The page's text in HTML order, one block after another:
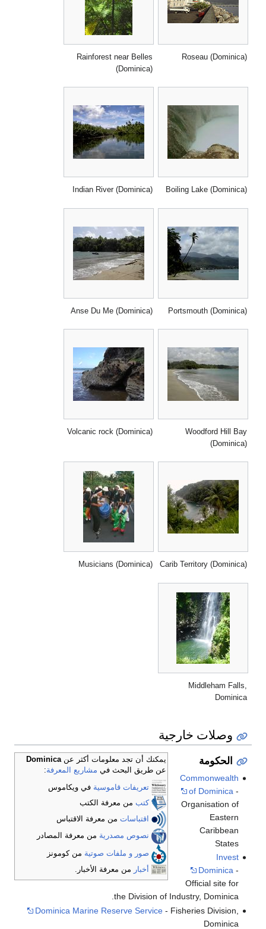
Roseau (Dominica)
Rainforest near Belles
(Dominica)
Boiling Lake (Dominica)
Indian River (Dominica)
Portsmouth (Dominica)
Anse Du Me (Dominica)
Woodford Hill Bay
(Dominica)
Volcanic rock (Dominica)
Carib Territory (Dominica)
Musicians (Dominica)
Middleham Falls,
Dominica
وصلات خارجية
يمكنك أن تجد معلومات أكثر عنDominica
عن طريق البحث في مشاريع المعرفة:
تعريفات قاموسية في ويكاموس
كتب من معرفة الكتب
اقتباسات من معرفة الاقتباس
نصوص مصدرية من معرفة المصادر
صور و ملفات صوتية من كومونز
أخبار
من معرفة الأخبار.
الحكومة
Commonwealth
of Dominica -
Organisation of
Eastern
Caribbean
States
Invest
Dominica-
Official site for
the Division of Industry, Dominica.
Dominica Marine Reserve Service- Fisheries Division,
Dominica